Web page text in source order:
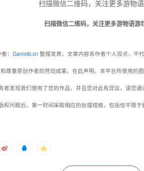
扫描微信二维码，关注更多游物语游
： Gameib.cn 整理发表，文章内容系作者个人观点，不
尊重原创作者的劳动成果。在此声明，本平台所使用的
者发现我们使用了您的作品，并且您对此有异议，请您
权问题后，第一时间采取相应的处理措施，包括但不限于